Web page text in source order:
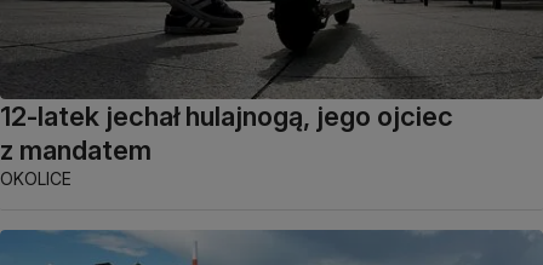
12-latek jechał hulajnogą, jego ojciec
z mandatem
OKOLICE